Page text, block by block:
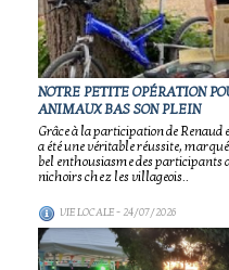
NOTRE PETITE OPÉRATION
ANIMAUX BAS SON PLEIN
Grâce à la participation de Renaud
a été une véritable réussite,
bel enthousiasme des participants
nichoirs chez les villageois..
VIE LOCALE- 24/07/2026